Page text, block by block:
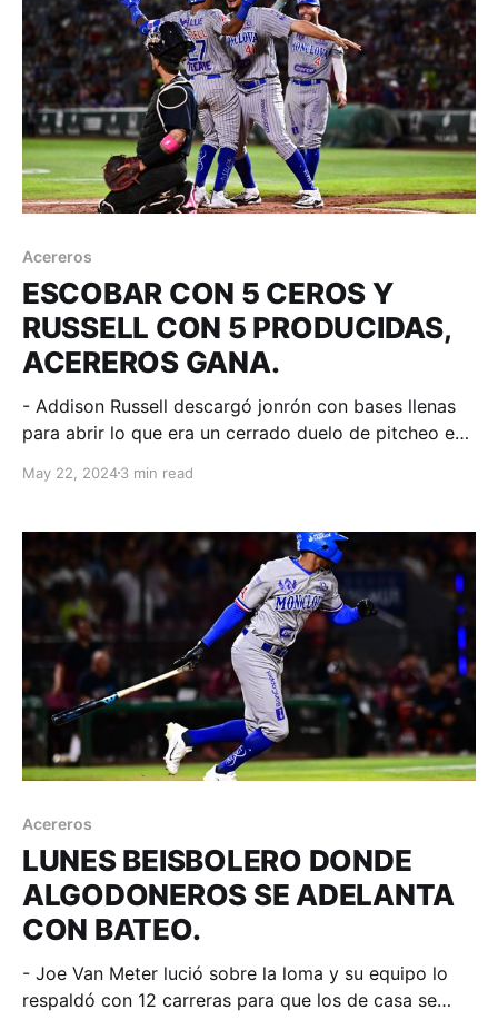
Acereros
ESCOBAR CON 5 CEROS Y
RUSSELL CON 5 PRODUCIDAS,
ACEREROS GANA.
- Addison Russell descargó jonrón con bases llenas
para abrir lo que era un cerrado duelo de pitcheo en
destacaron con el bate. Torreón, Coahuila; 21 de
en el Parque de la Revolución de
May 22, 20243 min read
Acereros
LUNES BEISBOLERO DONDE
ALGODONEROS SE ADELANTA
CON BATEO.
- Joe Van Meter lució sobre la loma y su equipo lo
respaldó con 12 carreras para que los de casa se